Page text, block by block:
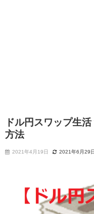
ドル円スワップ生
方法
2021年4月19日 2021年6月29日